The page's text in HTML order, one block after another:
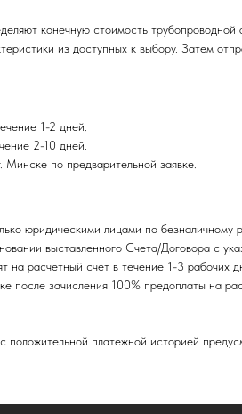
конечную стоимость
из доступных к выбору. Затем
1-2 дней.
2-10 дней.
Минске по предварительной заявке.
юридическими лицами по безналичному
выставленного Счета/Договора с
на расчетный счет в течение 1-3 рабочих
после зачисления 100% предоплаты
положительной платежной историей